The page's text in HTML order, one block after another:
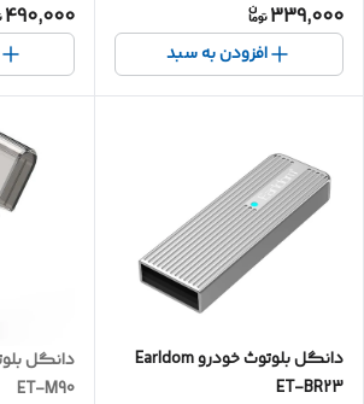
339,000
افزودن به سبد
490,000
دانگل بلوتوث خودرو Earldom
ET-BR23
ET-M90